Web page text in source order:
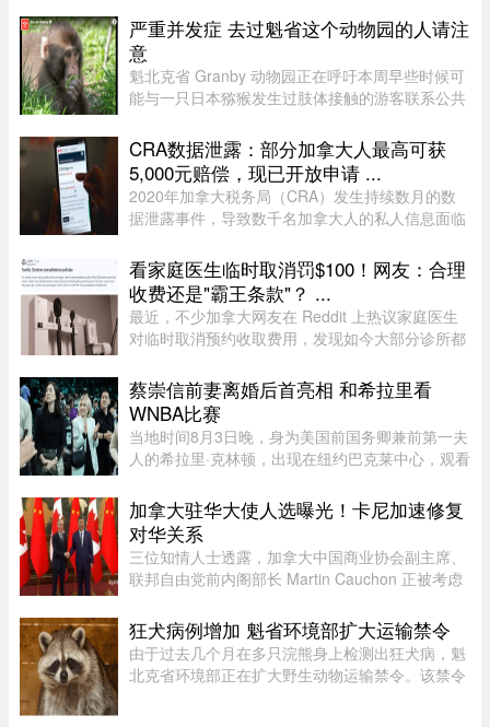
Royce、McLaren、Bugatti等 ...
严重并发症 去过魁省这个动物园的人请注
意
魁北克省 Granby 动物园正在呼吁本周早些时候可
能与一只日本猕猴发生过肢体接触的游客联系公共
伤。猕猴可能会携带 B 型疱疹病毒（Herpes B
virus）。这种病毒在人体内极 ...
CRA数据泄露：部分加拿大人最高可获
5,000元赔偿，现已开放申请 ...
2020年加拿大税务局（CRA）发生持续数月的数
据泄露事件，导致数千名加拿大人的私人信息面临
经可以申请赔偿。 ...
看家庭医生临时取消罚$100！网友：合理
收费还是"霸王条款"？ ...
最近，不少加拿大网友在 Reddit 上热议家庭医生
对临时取消预约收取费用，发现如今大部分诊所都
$60至$100之间。多名网友表示，这类收费政策其
实已经实行十年以上，$60 ...
蔡崇信前妻离婚后首亮相 和希拉里看
WNBA比赛
当地时间8月3日晚，身为美国前国务卿兼前第一夫
人的希拉里·克林顿，出现在纽约巴克莱中心，观看
队。主场作战的纽约自由队最终以 95-83 获胜，位
列总积分榜第七位，而风暴 ...
加拿大驻华大使人选曝光！卡尼加速修复
对华关系
三位知情人士透露，加拿大中国商业协会副主席、
联邦自由党前内阁部长 Martin Cauchon 正被考虑
力修复受损的外交和经济关系。Martin Cauchon
曾在让·克雷蒂安政府任司 ...
狂犬病例增加 魁省环境部扩大运输禁令
由于过去几个月在多只浣熊身上检测出狂犬病，魁
北克省环境部正在扩大野生动物运输禁令。该禁令